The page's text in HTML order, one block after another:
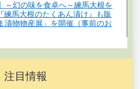
～幻の味を食卓へ～練馬大根を
練馬大根のたくあん漬け』も販
漬物物産展」を開催（事前のお
注目情報